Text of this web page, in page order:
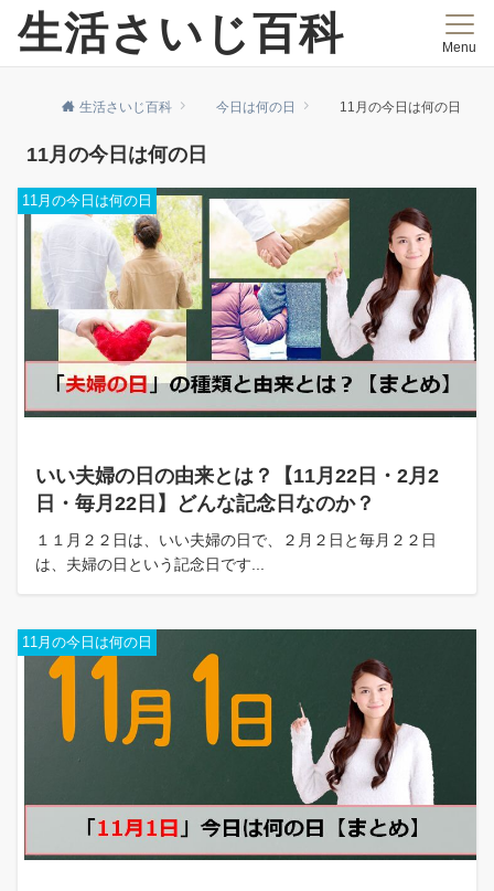
生活さいじ百科 Menu
生活さいじ百科 今日は何の日 11月の今日は何の日
11月の今日は何の日
11月の今日は何の日
いい夫婦の日の由来とは？【11月22日・2月2
日・毎月22日】どんな記念日なのか？
１１月２２日は、いい夫婦の日で、２月２日と毎月２２日
は、夫婦の日という記念日です...
11月の今日は何の日